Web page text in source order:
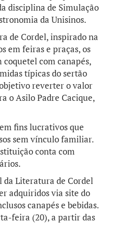
disciplina de Simulação
da Unisinos.
de Cordel, inspirado na
em feiras e praças, os
com canapés,
típicas do sertão
reverter o valor
o Asilo Padre Cacique,
fins lucrativos que
sem vínculo familiar.
conta com
da Literatura de Cordel
adquiridos via site do
canapés e bebidas.
feira (20), a partir das